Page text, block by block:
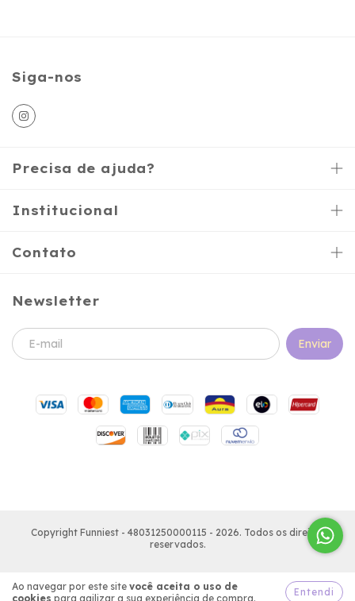
Ao navegar por este site você aceita o uso de
cookies para agilizar a sua experiência de compra.
Entendi
Siga-nos
Precisa de ajuda?
Institucional
Contato
Newsletter
Copyright Funniest - 48031250000115 - 2026. Todos os direitos
reservados.